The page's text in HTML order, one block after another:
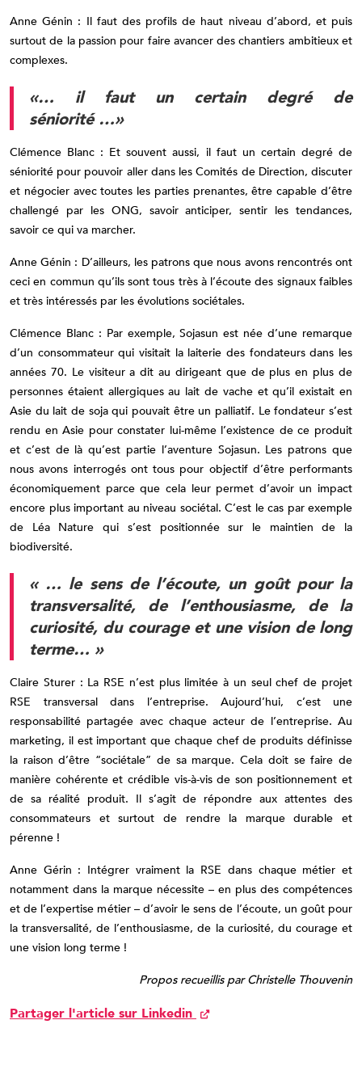
Anne Génin : Il faut des profils de haut niveau d’abord, et puis
surtout de la passion pour faire avancer des chantiers ambitieux et
complexes.
«… il faut un certain degré de
séniorité …»
Clémence Blanc : Et souvent aussi, il faut un certain degré de
séniorité pour pouvoir aller dans les Comités de Direction, discuter
et négocier avec toutes les parties prenantes, être capable d’être
challengé par les ONG, savoir anticiper, sentir les tendances,
savoir ce qui va marcher.
Anne Génin : D’ailleurs, les patrons que nous avons rencontrés ont
ceci en commun qu’ils sont tous très à l’écoute des signaux faibles
et très intéressés par les évolutions sociétales.
Clémence Blanc : Par exemple, Sojasun est née d’une remarque
d’un consommateur qui visitait la laiterie des fondateurs dans les
années 70. Le visiteur a dit au dirigeant que de plus en plus de
personnes étaient allergiques au lait de vache et qu’il existait en
Asie du lait de soja qui pouvait être un palliatif. Le fondateur s’est
rendu en Asie pour constater lui-même l’existence de ce produit
et c’est de là qu’est partie l’aventure Sojasun. Les patrons que
nous avons interrogés ont tous pour objectif d’être performants
économiquement parce que cela leur permet d’avoir un impact
encore plus important au niveau sociétal. C’est le cas par exemple
de Léa Nature qui s’est positionnée sur le maintien de la
biodiversité.
« … le sens de l’écoute, un goût pour la
transversalité, de l’enthousiasme, de la
curiosité, du courage et une vision de long
terme… »
Claire Sturer : La RSE n’est plus limitée à un seul chef de projet
RSE transversal dans l’entreprise. Aujourd’hui, c’est une
responsabilité partagée avec chaque acteur de l’entreprise. Au
marketing, il est important que chaque chef de produits définisse
la raison d’être “sociétale” de sa marque. Cela doit se faire de
manière cohérente et crédible vis-à-vis de son positionnement et
de sa réalité produit. Il s’agit de répondre aux attentes des
consommateurs et surtout de rendre la marque durable et
pérenne !
Anne Gérin : Intégrer vraiment la RSE dans chaque métier et
notamment dans la marque nécessite – en plus des compétences
et de l’expertise métier – d’avoir le sens de l’écoute, un goût pour
la transversalité, de l’enthousiasme, de la curiosité, du courage et
une vision long terme !
Propos recueillis par Christelle Thouvenin
Partager l'article sur Linkedin